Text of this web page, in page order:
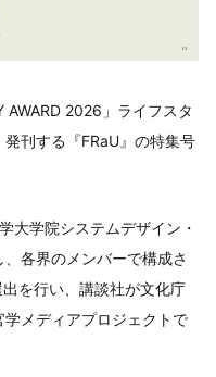
AWARD 2026」ライフスタ
刊する『FRaU』の特集号
大学院システムデザイン・
各界のメンバーで構成さ
を行い、講談社が文化庁
メディアプロジェクトで